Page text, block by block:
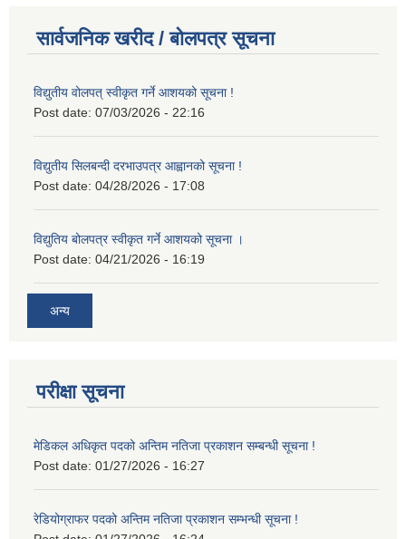
सार्वजनिक खरीद / बोलपत्र सूचना
विद्युतीय वोलपत् स्वीकृत गर्ने आशयको सूचना !
Post date: 07/03/2026 - 22:16
विद्युतीय सिलबन्दी दरभाउपत्र आह्वानको सूचना !
Post date: 04/28/2026 - 17:08
विद्युतिय बोलपत्र स्वीकृत गर्ने आशयको सूचना ।
Post date: 04/21/2026 - 16:19
अन्य
परीक्षा सूचना
मेडिकल अधिकृत पदको अन्तिम नतिजा प्रकाशन सम्बन्धी सूचना !
Post date: 01/27/2026 - 16:27
रेडियोग्राफर पदको अन्तिम नतिजा प्रकाशन सम्भन्धी सूचना !